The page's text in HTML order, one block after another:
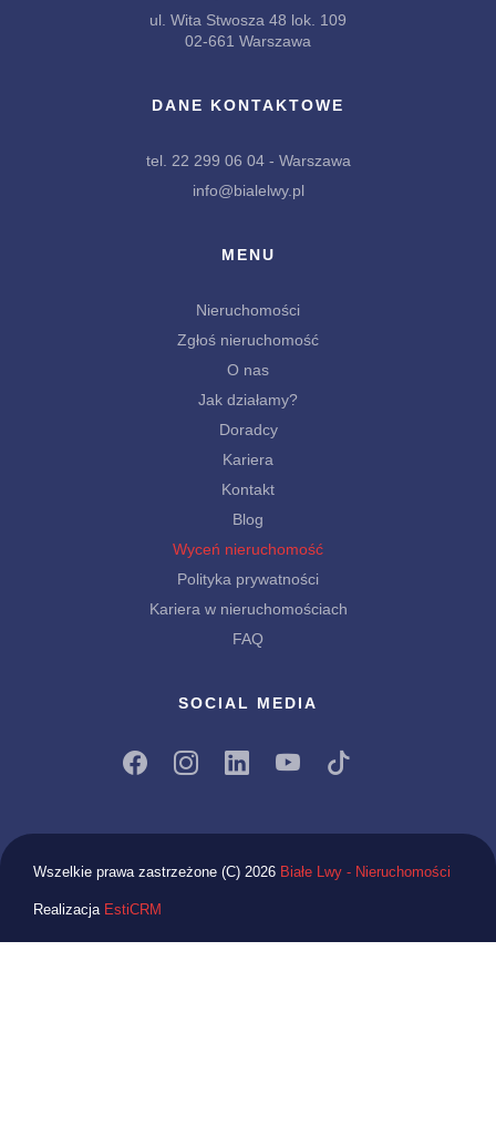
ul. Wita Stwosza 48 lok. 109
02-661 Warszawa
DANE KONTAKTOWE
tel. 22 299 06 04 - Warszawa
info@bialelwy.pl
MENU
Nieruchomości
Zgłoś nieruchomość
O nas
Jak działamy?
Doradcy
Kariera
Kontakt
Blog
Wyceń nieruchomość
Polityka prywatności
Kariera w nieruchomościach
FAQ
SOCIAL MEDIA
Wszelkie prawa zastrzeżone (C) 2026 Białe Lwy - Nieruchomości
Realizacja EstiCRM